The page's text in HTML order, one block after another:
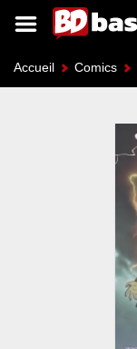
Accueil Comics